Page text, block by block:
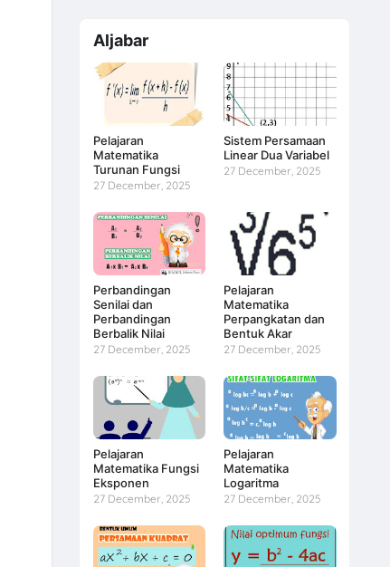
Aljabar
Pelajaran
Matematika
Turunan Fungsi
27 December, 2025
Sistem Persamaan
Linear Dua Variabel
27 December, 2025
Perbandingan
Senilai dan
Perbandingan
Berbalik Nilai
27 December, 2025
Pelajaran
Matematika
Perpangkatan dan
Bentuk Akar
27 December, 2025
Pelajaran
Matematika Fungsi
Eksponen
27 December, 2025
Pelajaran
Matematika
Logaritma
27 December, 2025